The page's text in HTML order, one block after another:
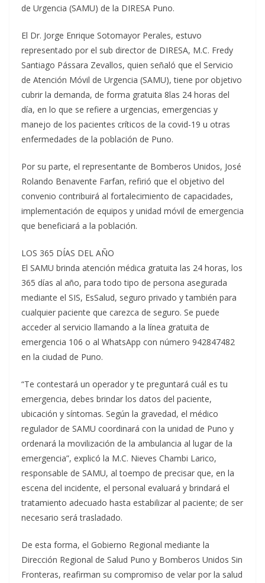
de Urgencia (SAMU) de la DIRESA Puno.
El Dr. Jorge Enrique Sotomayor Perales, estuvo
representado por el sub director de DIRESA, M.C. Fredy
Santiago Pássara Zevallos, quien señaló que el Servicio
de Atención Móvil de Urgencia (SAMU), tiene por objetivo
cubrir la demanda, de forma gratuita 8las 24 horas del
día, en lo que se refiere a urgencias, emergencias y
manejo de los pacientes críticos de la covid-19 u otras
enfermedades de la población de Puno.
Por su parte, el representante de Bomberos Unidos, José
Rolando Benavente Farfan, refirió que el objetivo del
convenio contribuirá al fortalecimiento de capacidades,
implementación de equipos y unidad móvil de emergencia
que beneficiará a la población.
LOS 365 DÍAS DEL AÑO
El SAMU brinda atención médica gratuita las 24 horas, los
365 días al año, para todo tipo de persona asegurada
mediante el SIS, EsSalud, seguro privado y también para
cualquier paciente que carezca de seguro. Se puede
acceder al servicio llamando a la línea gratuita de
emergencia 106 o al WhatsApp con número 942847482
en la ciudad de Puno.
“Te contestará un operador y te preguntará cuál es tu
emergencia, debes brindar los datos del paciente,
ubicación y síntomas. Según la gravedad, el médico
regulador de SAMU coordinará con la unidad de Puno y
ordenará la movilización de la ambulancia al lugar de la
emergencia”, explicó la M.C. Nieves Chambi Larico,
responsable de SAMU, al toempo de precisar que, en la
escena del incidente, el personal evaluará y brindará el
tratamiento adecuado hasta estabilizar al paciente; de ser
necesario será trasladado.
De esta forma, el Gobierno Regional mediante la
Dirección Regional de Salud Puno y Bomberos Unidos Sin
Fronteras, reafirman su compromiso de velar por la salud